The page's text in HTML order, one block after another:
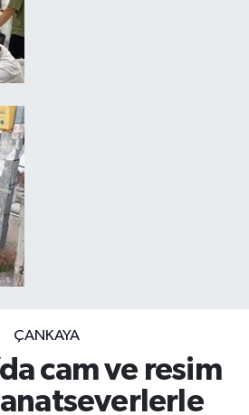
ÇANKAYA
cam ve resim